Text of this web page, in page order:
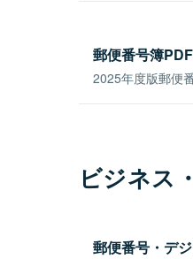
郵便番号簿
2025年度版郵便
ビジネス
郵便番号・デ